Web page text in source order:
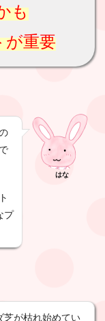
も
重要
プ
はな
芝が枯れ始めてい